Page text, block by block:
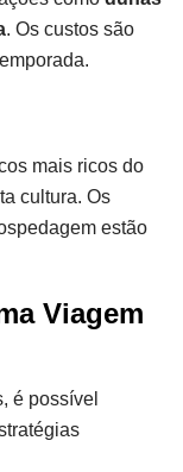
. Os custos são
mais ricos do
cultura. Os
estão
Viagem
é possível